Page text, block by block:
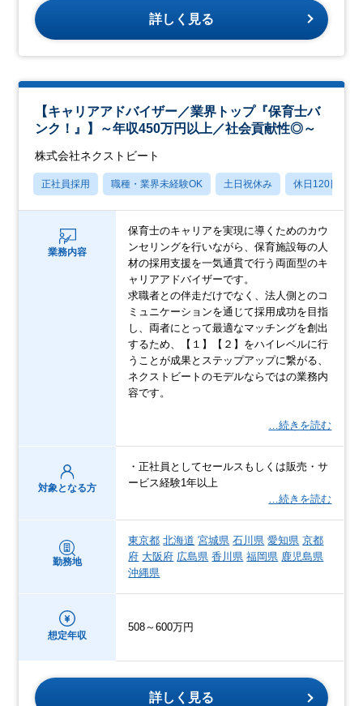
詳しく見る
【キャリアアドバイザー／業界トップ『保育士バ
ンク！』】～年収450万円以上／社会貢献性◎～
株式会社ネクストビート
正社員採用 職種・業界未経験OK 土日祝休み 休日120日以上
業務内容
保育士のキャリアを実現に導くためのカウ
ンセリングを行いながら、保育施設毎の人
材の採用支援を一気通貫で行う両面型のキ
ャリアアドバイザーです。
求職者との伴走だけでなく、法人側とのコ
ミュニケーションを通じて採用成功を目指
し、両者にとって最適なマッチングを創出
するため、【１】【２】をハイレベルに行
うことが成果とステップアップに繋がる、
ネクストビートのモデルならではの業務内
容です。
…続きを読む
対象となる方
・正社員としてセールスもしくは販売・サ
ービス経験1年以上
…続きを読む
勤務地
東京都 北海道 宮城県 石川県 愛知県 京都
府 大阪府 広島県 香川県 福岡県 鹿児島県
沖縄県
想定年収
508～600万円
詳しく見る